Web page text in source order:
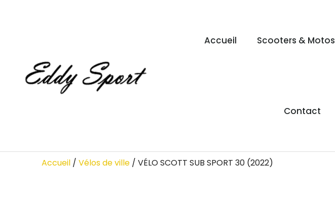
Accueil Scooters & Motos
Contact
Accueil / Vélos de ville / VÉLO SCOTT SUB SPORT 30 (2022)